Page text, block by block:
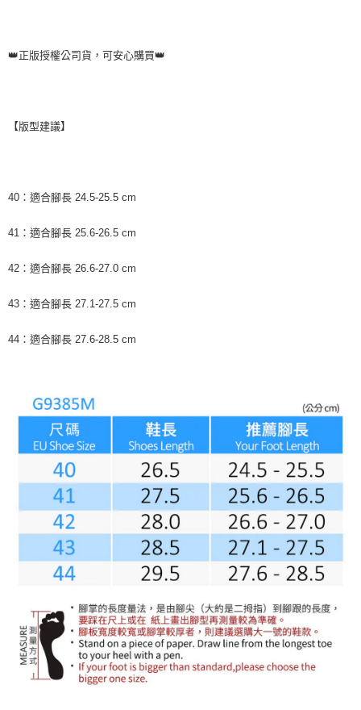
時審查核予不同之上限額度；若仍有額度不足之情形，本公司將視審查結果
請求用戶進行身份認證。
👑正版授權公司貨，可安心購買👑
【版型建議】
40：適合腳長 24.5-25.5 cm
41：適合腳長 25.6-26.5 cm
42：適合腳長 26.6-27.0 cm
43：適合腳長 27.1-27.5 cm
44：適合腳長 27.6-28.5 cm